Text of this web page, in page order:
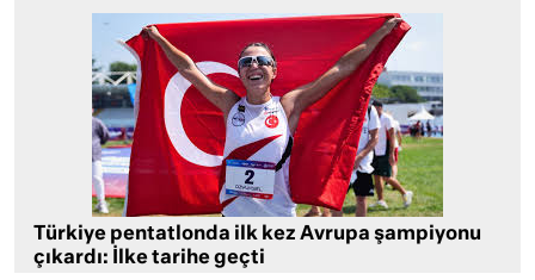
Türkiye pentatlonda ilk kez Avrupa şampiyonu
çıkardı: İlke tarihe geçti